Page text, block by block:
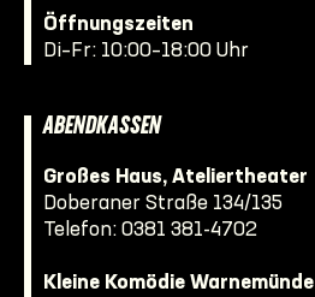
Öffnungszeiten
Di–Fr: 10:00–18:00 Uhr
ABENDKASSEN
Großes Haus, Ateliertheater
Doberaner Straße 134/135
Telefon: 0381 381-4702
Kleine Komödie Warnemünde